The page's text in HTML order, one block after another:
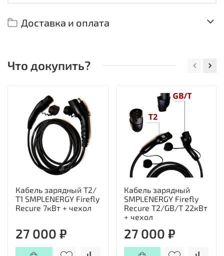
Доставка и оплата
Что докупить?
Кабель зарядный Т2/
Т1 SMPLENERGY Firefly
Recure 7кВт + чехол
27 000 ₽
Кабель зарядный
SMPLENERGY Firefly
Recure T2/GB/T 22кВт
+ чехол
27 000 ₽